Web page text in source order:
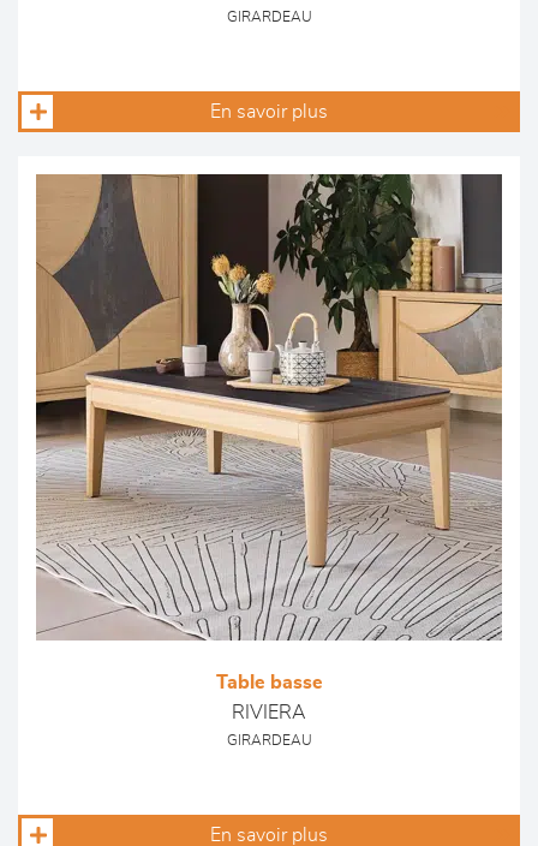
GIRARDEAU
En savoir plus
Table basse
RIVIERA
GIRARDEAU
En savoir plus